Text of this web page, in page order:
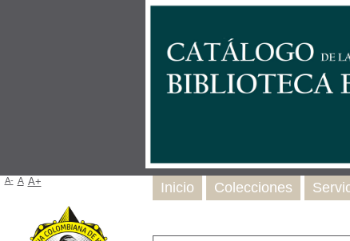
Inicio Colecciones
A- A A+